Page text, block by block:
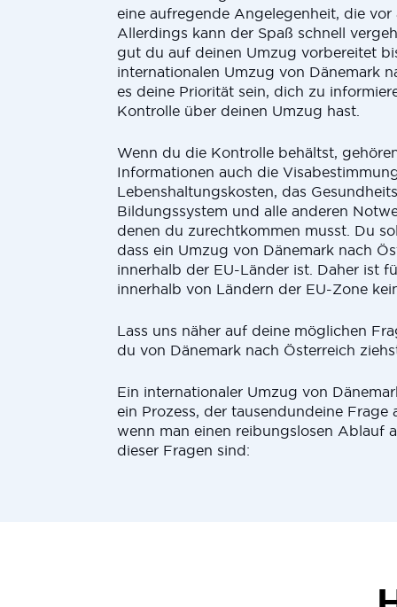
eine aufregende Angelegenheit, die vor
Allerdings kann der Spaß schnell
gut du auf deinen Umzug vorbereitet
internationalen Umzug von Dänemark
es deine Priorität sein, dich zu
Kontrolle über deinen Umzug hast.
Wenn du die Kontrolle behältst,
Informationen auch die
Lebenshaltungskosten, das
Bildungssystem und alle anderen
denen du zurechtkommen musst. Du
dass ein Umzug von Dänemark nach
innerhalb der EU-Länder ist. Daher ist
innerhalb von Ländern der EU-Zone
Lass uns näher auf deine möglichen
du von Dänemark nach Österreich
Ein internationaler Umzug von
ein Prozess, der tausendundeine Frage
wenn man einen reibungslosen Ablauf
dieser Fragen sind: